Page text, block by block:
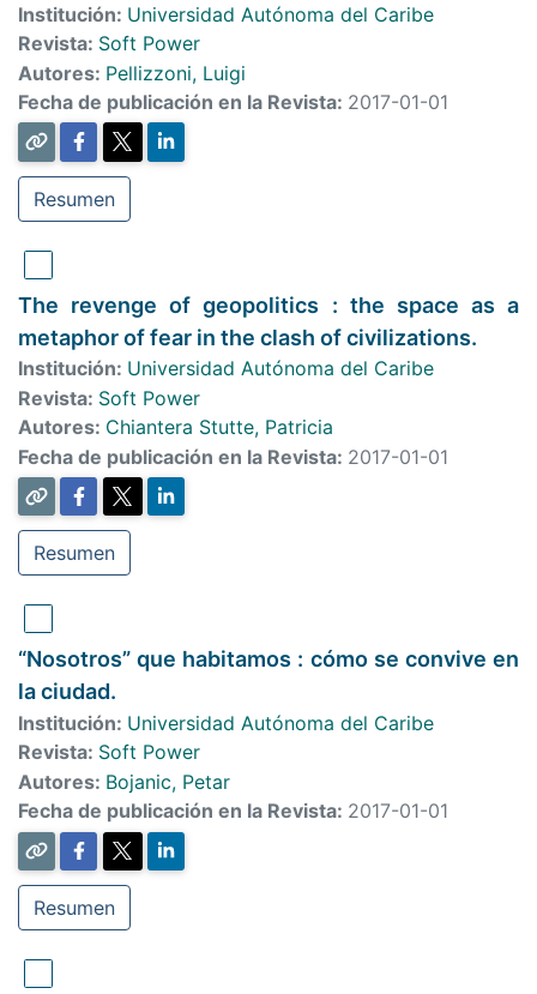
Institución: Universidad Autónoma del Caribe
Revista: Soft Power
Autores: Pellizzoni, Luigi
Fecha de publicación en la Revista: 2017-01-01
Resumen
The revenge of geopolitics : the space as a
metaphor of fear in the clash of civilizations.
Institución: Universidad Autónoma del Caribe
Revista: Soft Power
Autores: Chiantera Stutte, Patricia
Fecha de publicación en la Revista: 2017-01-01
Resumen
“Nosotros” que habitamos : cómo se convive en
la ciudad.
Institución: Universidad Autónoma del Caribe
Revista: Soft Power
Autores: Bojanic, Petar
Fecha de publicación en la Revista: 2017-01-01
Resumen